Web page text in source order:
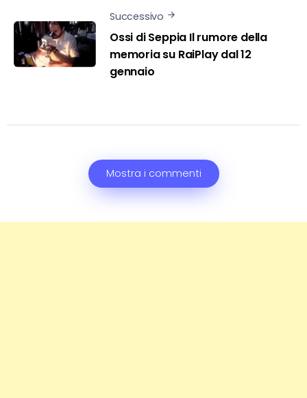
Successivo
Ossi di Seppia Il rumore della
memoria su RaiPlay dal 12
gennaio
Mostra i commenti